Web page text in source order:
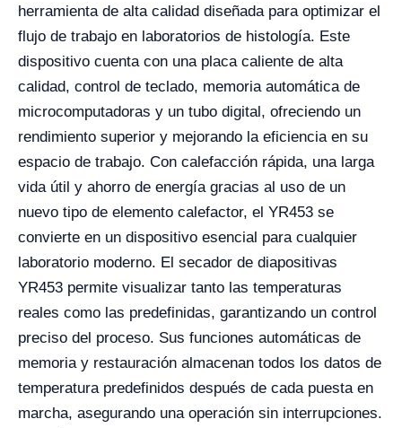
herramienta de alta calidad diseñada para optimizar el
flujo de trabajo en laboratorios de histología. Este
dispositivo cuenta con una placa caliente de alta
calidad, control de teclado, memoria automática de
microcomputadoras y un tubo digital, ofreciendo un
rendimiento superior y mejorando la eficiencia en su
espacio de trabajo. Con calefacción rápida, una larga
vida útil y ahorro de energía gracias al uso de un
nuevo tipo de elemento calefactor, el YR453 se
convierte en un dispositivo esencial para cualquier
laboratorio moderno. El secador de diapositivas
YR453 permite visualizar tanto las temperaturas
reales como las predefinidas, garantizando un control
preciso del proceso. Sus funciones automáticas de
memoria y restauración almacenan todos los datos de
temperatura predefinidos después de cada puesta en
marcha, asegurando una operación sin interrupciones.